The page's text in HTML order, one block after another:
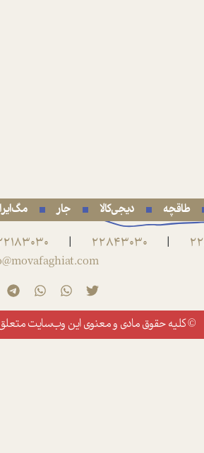
طاقچه دیجی‌کالا جار
|
22843030
|
© کلیه حقوق مادی و معنوی این وب‌سایت